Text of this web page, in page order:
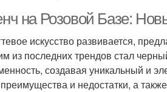
на Розовой Базе:
искусство развивается,
из последних трендов стал
создавая уникальный и
преимущества и недостатки, а